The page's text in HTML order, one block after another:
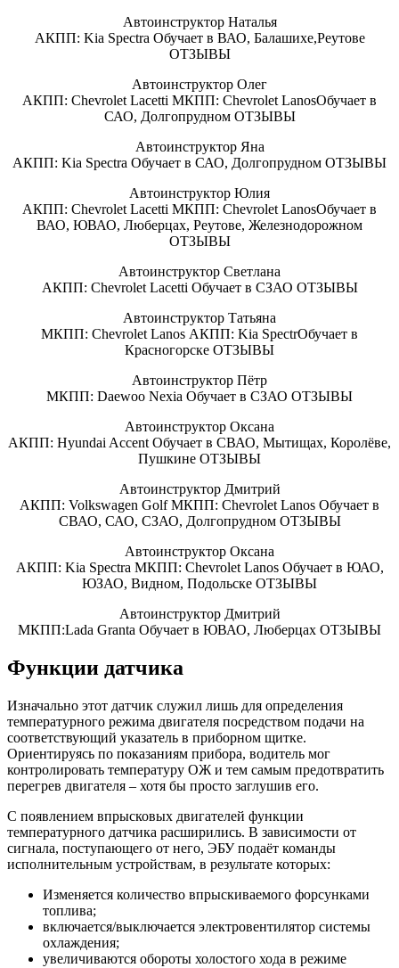
Автоинструктор Наталья
АКПП: Kia Spectra Обучает в ВАО, Балашихе,Реутове
ОТЗЫВЫ
Автоинструктор Олег
АКПП: Chevrolet Lacetti МКПП: Chevrolet LanosОбучает в
САО, Долгопрудном ОТЗЫВЫ
Автоинструктор Яна
АКПП: Kia Spectra Обучает в САО, Долгопрудном ОТЗЫВЫ
Автоинструктор Юлия
АКПП: Chevrolet Lacetti МКПП: Chevrolet LanosОбучает в
ВАО, ЮВАО, Люберцах, Реутове, Железнодорожном
ОТЗЫВЫ
Автоинструктор Светлана
АКПП: Chevrolet Lacetti Обучает в СЗАО ОТЗЫВЫ
Автоинструктор Татьяна
МКПП: Chevrolet Lanos АКПП: Kia SpectrОбучает в
Красногорске ОТЗЫВЫ
Автоинструктор Пётр
МКПП: Daewoo Nexia Обучает в СЗАО ОТЗЫВЫ
Автоинструктор Оксана
АКПП: Hyundai Accent Обучает в СВАО, Мытищах, Королёве,
Пушкине ОТЗЫВЫ
Автоинструктор Дмитрий
АКПП: Volkswagen Golf МКПП: Chevrolet Lanos Обучает в
СВАО, САО, СЗАО, Долгопрудном ОТЗЫВЫ
Автоинструктор Оксана
АКПП: Kia Spectra МКПП: Chevrolet Lanos Обучает в ЮАО,
ЮЗАО, Видном, Подольске ОТЗЫВЫ
Автоинструктор Дмитрий
МКПП:Lada Granta Обучает в ЮВАО, Люберцах ОТЗЫВЫ
Функции датчика
Изначально этот датчик служил лишь для определения
температурного режима двигателя посредством подачи на
соответствующий указатель в приборном щитке.
Ориентируясь по показаниям прибора, водитель мог
контролировать температуру ОЖ и тем самым предотвратить
перегрев двигателя – хотя бы просто заглушив его.
С появлением впрысковых двигателей функции
температурного датчика расширились. В зависимости от
сигнала, поступающего от него, ЭБУ подаёт команды
исполнительным устройствам, в результате которых:
Изменяется количество впрыскиваемого форсунками
топлива;
включается/выключается электровентилятор системы
охлаждения;
увеличиваются обороты холостого хода в режиме